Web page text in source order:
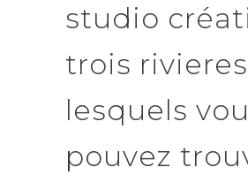
studio
trois
lesquels
pouvez